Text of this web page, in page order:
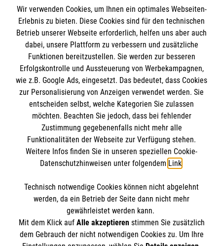
Informationen
Kontakt
Impressum
Datenschutz
Barrierefreiheit
Malteser online
Malteser Eichstätt
Malteser Deutschland
Malteserorden
Malteser Jugend
Sharepoint
Soziale Netzwerke
Spendenkonto
Malteser Hilfsdienst e.V.
Liga-Bank Eichstätt
Der Malteser Hilfsdienst e.V. ist als eingetragene
gemeinnützige Organisation von der Körperschaft- und
Wir verwenden Cookies, um Ihnen ein optimales Webseiten-
Erlebnis zu bieten. Diese Cookies sind für den technischen
Betrieb unserer Webseite erforderlich, helfen uns aber auch
dabei, unsere Plattform zu verbessern und zusätzliche
Funktionen bereitzustellen. Sie werden zur besseren
Erfolgskontrolle und Aussteuerung von Werbekampagnen,
wie z.B. Google Ads, eingesetzt. Das bedeutet, dass Cookies
zur Personalisierung von Anzeigen verwendet werden. Sie
entscheiden selbst, welche Kategorien Sie zulassen
möchten. Beachten Sie jedoch, dass bei fehlender
Zustimmung gegebenenfalls nicht mehr alle
Funktionalitäten der Webseite zur Verfügung stehen.
Weitere Infos finden Sie in unseren speziellen Cookie-
Datenschutzhinweisen unter folgendem Link.
Technisch notwendige Cookies können nicht abgelehnt
werden, da ein Betrieb der Seite dann nicht mehr
gewährleistet werden kann.
Mit dem Klick auf Alle akzeptierenstimmen Sie zusätzlich
dem Gebrauch der nicht notwendigen Cookies zu. Um Ihre